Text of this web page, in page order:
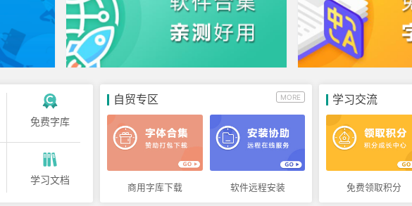
免费字库
学习文档
自贸专区 MORE
商用字库下载 软件远程安装
学习交流
免费领取积分